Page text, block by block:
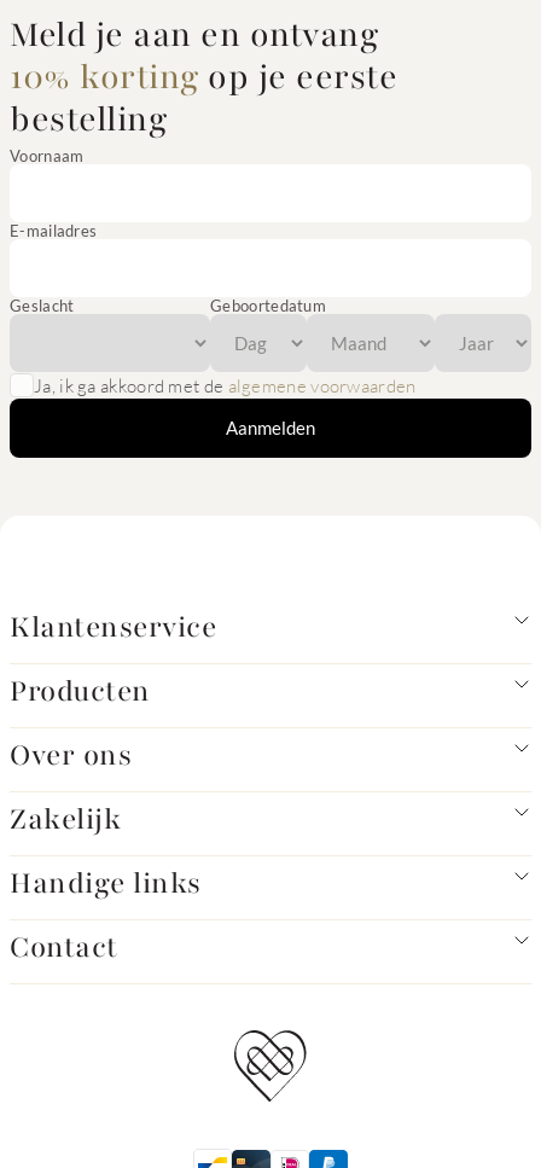
Meld je aan en ontvang
10% korting op je eerste
bestelling
Voornaam
E-mailadres
Geslacht Geboortedatum
Ja, ik ga akkoord met de algemene voorwaarden
Aanmelden
Klantenservice
Producten
Over ons
Zakelijk
Handige links
Contact